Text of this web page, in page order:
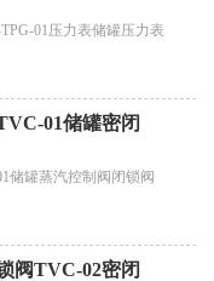
01压力表储罐压力表
01储罐密闭
储罐蒸汽控制阀闭锁阀
阀TVC-02密闭